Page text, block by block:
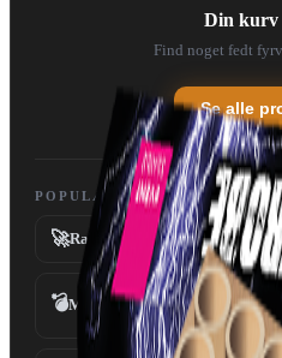
Din kurv
Find noget fedt
Se alle
POPULÆRE KATEGORIER
🚀Raketter
💣Miner